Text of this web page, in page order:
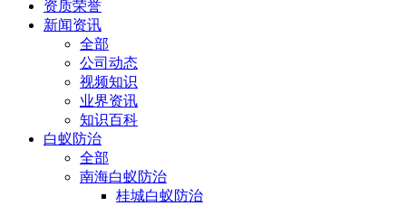
资质荣誉
新闻资讯
全部
公司动态
视频知识
业界资讯
知识百科
白蚁防治
全部
南海白蚁防治
桂城白蚁防治